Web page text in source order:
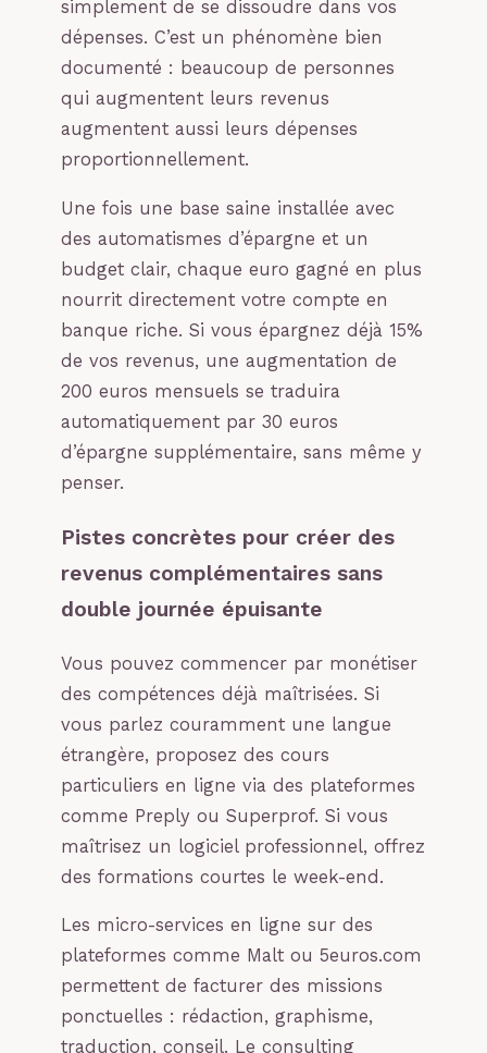
simplement de se dissoudre dans vos
dépenses. C’est un phénomène bien
documenté : beaucoup de personnes
qui augmentent leurs revenus
augmentent aussi leurs dépenses
proportionnellement.
Une fois une base saine installée avec
des automatismes d’épargne et un
budget clair, chaque euro gagné en plus
nourrit directement votre compte en
banque riche. Si vous épargnez déjà 15%
de vos revenus, une augmentation de
200 euros mensuels se traduira
automatiquement par 30 euros
d’épargne supplémentaire, sans même y
penser.
Pistes concrètes pour créer des
revenus complémentaires sans
double journée épuisante
Vous pouvez commencer par monétiser
des compétences déjà maîtrisées. Si
vous parlez couramment une langue
étrangère, proposez des cours
particuliers en ligne via des plateformes
comme Preply ou Superprof. Si vous
maîtrisez un logiciel professionnel, offrez
des formations courtes le week-end.
Les micro-services en ligne sur des
plateformes comme Malt ou 5euros.com
permettent de facturer des missions
ponctuelles : rédaction, graphisme,
traduction, conseil. Le consulting